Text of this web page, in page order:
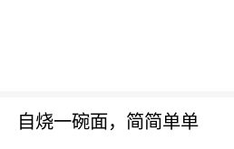
自烧一碗面，简简单单